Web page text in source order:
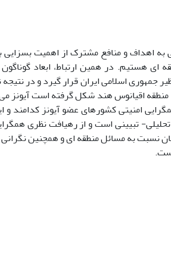
اهداف و منافع مشترک از اهمیت بسزایی
هستیم. در همین ارتباط، ابعاد
اسلامی ایران قرار گیرد و در
منطقه اقیانوس هند شکل گرفته است آیونز
امنیتی کشورهای عضو آیونز کدامند و
تبیینی است و از رهیافت نظری
نسبت به مسائل منطقه ای و همچنین